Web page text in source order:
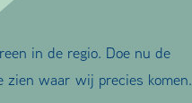
in de regio. Doe nu de
zien waar wij precies komen.